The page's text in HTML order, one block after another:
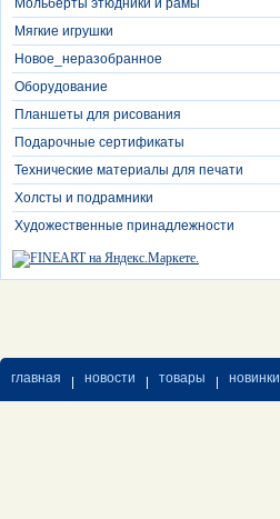
Мольберты этюдники и рамы
Мягкие игрушки
Новое_неразобранное
Оборудование
Планшеты для рисования
Подарочные сертификаты
Технические материалы для печати
Холсты и подрамники
Художественные принадлежности
главная новости товары новинки